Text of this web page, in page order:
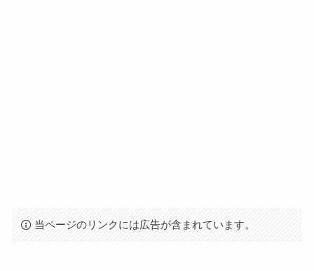
当ページのリンクには広告が含まれています。